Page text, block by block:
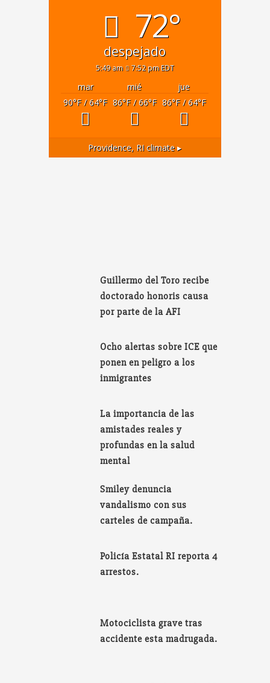
72°
despejado
5:49 am 7:52 pm EDT
mar mié
jue
90°F/ 64°F 86°F/ 66°F 86°F/ 64°F
Providence, RI climate ▸
Guillermo del Toro recibe
doctorado honoris causa
por parte de la AFI
Ocho alertas sobre ICE que
ponen en peligro a los
inmigrantes
La importancia de las
amistades reales y
profundas en la salud
mental
Smiley denuncia
vandalismo con sus
carteles de campaña.
Policía Estatal RI reporta 4
arrestos.
Motociclista grave tras
accidente esta madrugada.